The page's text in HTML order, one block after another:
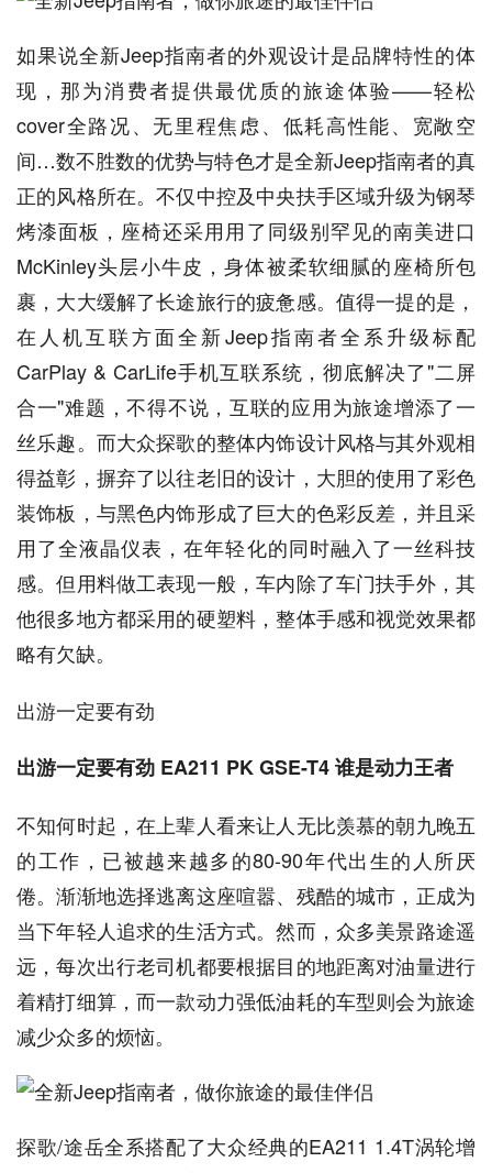
如果说全新Jeep指南者的外观设计是品牌特性的体
现，那为消费者提供最优质的旅途体验——轻松
cover全路况、无里程焦虑、低耗高性能、宽敞空
间…数不胜数的优势与特色才是全新Jeep指南者的真
正的风格所在。不仅中控及中央扶手区域升级为钢琴
烤漆面板，座椅还采用用了同级别罕见的南美进口
McKinley头层小牛皮，身体被柔软细腻的座椅所包
裹，大大缓解了长途旅行的疲惫感。值得一提的是，
在人机互联方面全新Jeep指南者全系升级标配
CarPlay & CarLife手机互联系统，彻底解决了"二屏
合一"难题，不得不说，互联的应用为旅途增添了一
丝乐趣。而大众探歌的整体内饰设计风格与其外观相
得益彰，摒弃了以往老旧的设计，大胆的使用了彩色
装饰板，与黑色内饰形成了巨大的色彩反差，并且采
用了全液晶仪表，在年轻化的同时融入了一丝科技
感。但用料做工表现一般，车内除了车门扶手外，其
他很多地方都采用的硬塑料，整体手感和视觉效果都
略有欠缺。
出游一定要有劲
出游一定要有劲 EA211 PK GSE-T4 谁是动力王者
不知何时起，在上辈人看来让人无比羡慕的朝九晚五
的工作，已被越来越多的80-90年代出生的人所厌
倦。渐渐地选择逃离这座喧嚣、残酷的城市，正成为
当下年轻人追求的生活方式。然而，众多美景路途遥
远，每次出行老司机都要根据目的地距离对油量进行
着精打细算，而一款动力强低油耗的车型则会为旅途
减少众多的烦恼。
探歌/途岳全系搭配了大众经典的EA211 1.4T涡轮增